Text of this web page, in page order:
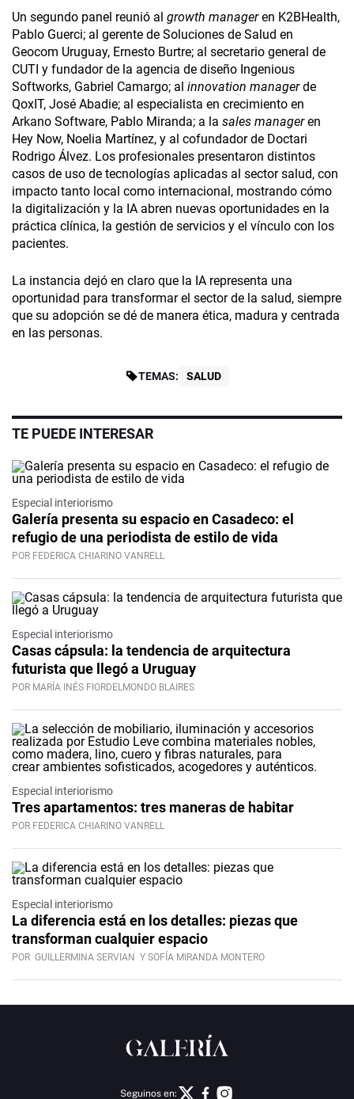
Un segundo panel reunió al growth manager­en K2BHealth,
Pablo Guerci­; al gerente de Soluciones de Salud en
Geocom Uruguay, Ernesto Burtre; al secretario general de
CUTI y fundador de la agencia de diseño Ingenious
Softworks, Gabriel Camargo; al innovation manager­de
QoxIT, José Abadie; al especialista en crecimiento en
Arkano Software, Pablo Miranda; a la sales manageren
Hey Now, Noelia Martínez, y al cofundador de Doctari
Rodrigo Álvez. Los profesionales presentaron distintos
casos de uso de tecnologías aplicadas al sector salud, con
impacto tanto local como internacional, mostrando cómo
la digitalización y la IA abren nuevas oportunidades en la
práctica clínica, la gestión de servicios y el vínculo­ con los
pacientes.
La instancia dejó en claro que la IA representa una
oportunidad para transformar el sector de la salud, siempre
que su adopción se dé de manera ética, madura y centrada
en las personas.
TEMAS: SALUD
TE PUEDE INTERESAR
Especial interiorismo
Galería presenta su espacio en Casadeco: el
refugio de una periodista de estilo de vida
POR FEDERICA CHIARINO VANRELL
Especial interiorismo
Casas cápsula: la tendencia de arquitectura
futurista que llegó a Uruguay
POR MARÍA INÉS FIORDELMONDO BLAIRES
Especial interiorismo
Tres apartamentos: tres maneras de habitar
POR FEDERICA CHIARINO VANRELL
Especial interiorismo
La diferencia está en los detalles: piezas que
transforman cualquier espacio
POR GUILLERMINA SERVIAN Y SOFÍA MIRANDA MONTERO
Seguinos en: